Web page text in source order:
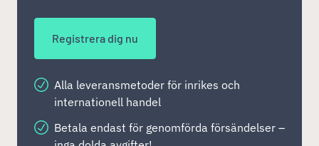
Registrera dig nu
Alla leveransmetoder för inrikes och
internationell handel
Betala endast för genomförda försändelser –